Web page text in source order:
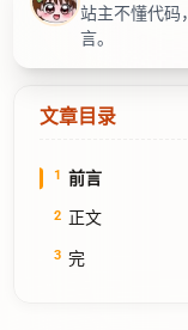
站主不懂代码
言。
文章目录
1 前言
2 正文
我的看法
3 完